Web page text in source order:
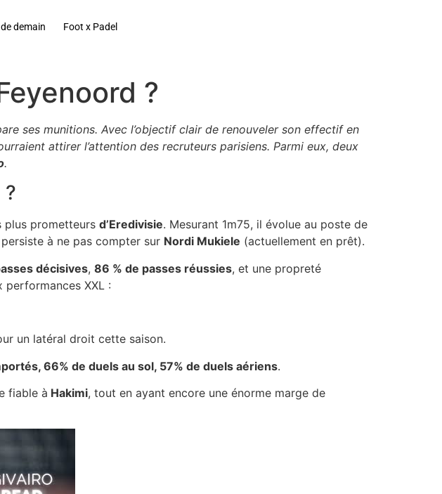
demain Foot x Padel
?
ses munitions. Avec l’objectif clair de renouveler son effectif en
attirer l’attention des recruteurs parisiens. Parmi eux, deux
.
plus prometteurs d’Eredivisie. Mesurant 1m75, il évolue au poste de
persiste à ne pas compter sur Nordi Mukiele (actuellement en prêt).
décisives, 86 % de passes réussies, et une propreté
performances XXL :
un latéral droit cette saison.
66% de duels au sol, 57% de duels aériens.
fiable à Hakimi, tout en ayant encore une énorme marge de